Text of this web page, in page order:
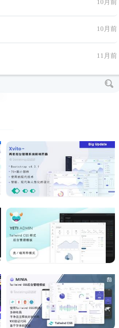
10月前
10月前
11月前